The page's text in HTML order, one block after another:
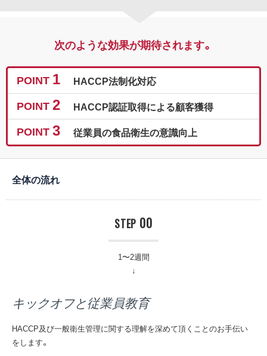
次のような効果が期待されます。
POINT 1 HACCP法制化対応
POINT2 HACCP認証取得による顧客獲得
POINT3 従業員の食品衛生の意識向上
全体の流れ
STEP 00
1〜2週間
キックオフと従業員教育
HACCP及び一般衛生管理に関する理解を深めて頂くことのお手伝い
をします。